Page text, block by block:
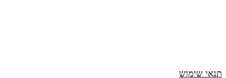
תנאי שימוש